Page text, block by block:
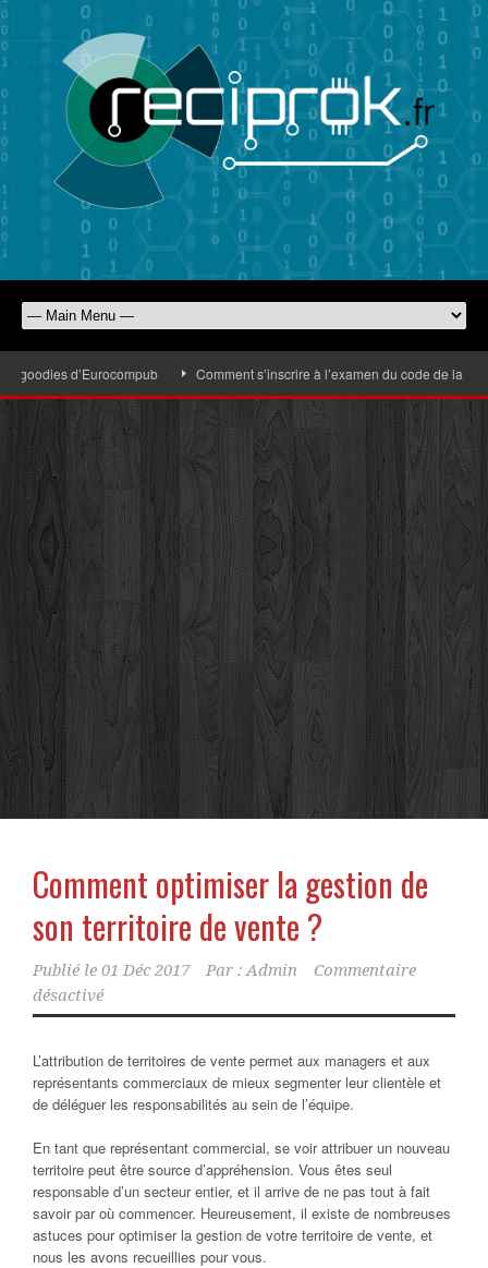
d’Eurocompub Comment s’inscrire à l’examen du code de la route
Comment optimiser la gestion de
son territoire de vente ?
Publié le 01 Déc 2017 Par : Admin
Commentaire
désactivé
L’attribution de territoires de vente permet aux managers et aux
représentants commerciaux de mieux segmenter leur clientèle et
de déléguer les responsabilités au sein de l’équipe.
En tant que représentant commercial, se voir attribuer un nouveau
territoire peut être source d’appréhension. Vous êtes seul
responsable d’un secteur entier, et il arrive de ne pas tout à fait
savoir par où commencer. Heureusement, il existe de nombreuses
astuces pour optimiser la gestion de votre territoire de vente, et
nous les avons recueillies pour vous.